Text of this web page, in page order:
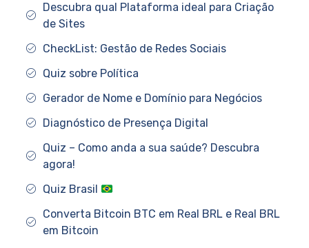
Descubra qual Plataforma ideal para Criação
de Sites
CheckList: Gestão de Redes Sociais
Quiz sobre Política
Gerador de Nome e Domínio para Negócios
Diagnóstico de Presença Digital
Quiz – Como anda a sua saúde? Descubra
agora!
Quiz Brasil
Converta Bitcoin BTC em Real BRL e Real BRL
em Bitcoin